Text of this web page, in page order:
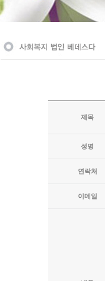
제목
성명
연락처
이메일